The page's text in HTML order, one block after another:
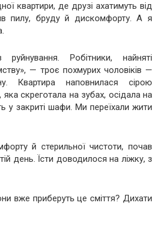
квартири, де друзі ахатимуть від
пилу, бруду й дискомфорту. А я
Робітники, найняті
— троє похмурих чоловіків —
Квартира наповнилася сірою
скреготала на зубах, осідала на
у закриті шафи. Ми переїхали жити
й стерильної чистоти, почав
день. Їсти доводилося на ліжку, з
вже приберуть це сміття? Дихати